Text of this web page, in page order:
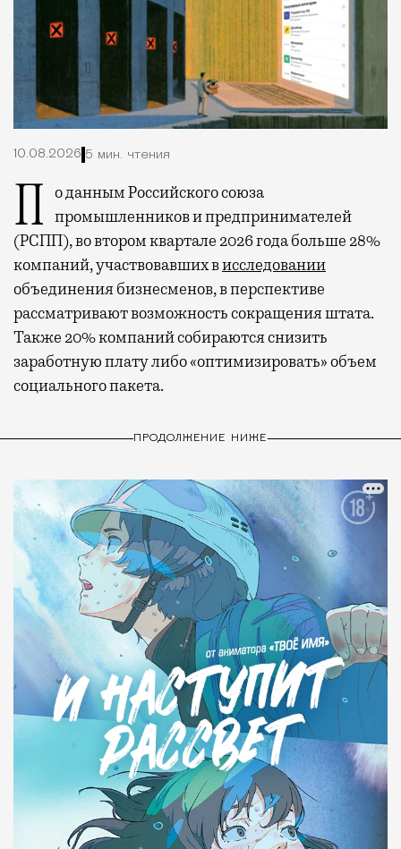
10.08.2026 5 мин. чтения
По данным Российского союза промышленников и предпринимателей
(РСПП), во втором квартале 2026 года больше 28%
компаний, участвовавших висследовании
объединения бизнесменов, в перспективе
рассматривают возможность сокращения штата.
Также 20% компаний собираются снизить
заработную плату либо «оптимизировать» объем
социального пакета.
ПРОДОЛЖЕНИЕ НИЖЕ